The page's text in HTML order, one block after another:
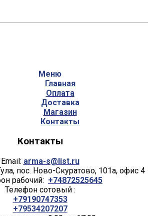
Меню
Главная
Оплата
Доставка
Магазин
Контакты
Контакты
Email: arma-s@list.ru
пос. Ново-Скуратово, 101а, офис 4
рабочий: +74872525645
Телефон сотовый :
+79190747353
+79534207207